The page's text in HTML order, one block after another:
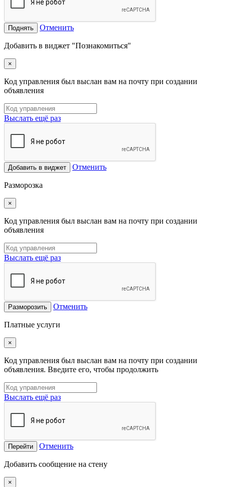
Поднять Отменить
Добавить в виджет "Познакомиться"
×
Код управления был выслан вам на почту при создании
объявления
Выслать ещё раз
Добавить в виджет Отменить
Разморозка
×
Код управления был выслан вам на почту при создании
объявления
Выслать ещё раз
Разморозить Отменить
Платные услуги
×
Код управления был выслан вам на почту при создании
объявления. Введите его, чтобы продолжить
Выслать ещё раз
Перейти Отменить
Добавить сообщение на стену
×